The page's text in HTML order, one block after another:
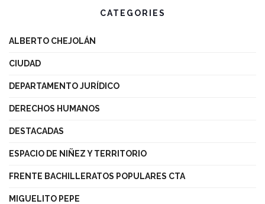
CATEGORIES
ALBERTO CHEJOLÁN
CIUDAD
DEPARTAMENTO JURÍDICO
DERECHOS HUMANOS
DESTACADAS
ESPACIO DE NIÑEZ Y TERRITORIO
FRENTE BACHILLERATOS POPULARES CTA
MIGUELITO PEPE